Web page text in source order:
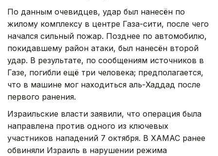
По данным очевидцев, удар был нанесён по
жилому комплексу в центре Газа-сити, после чего
начался сильный пожар. Позднее по автомобилю,
покидавшему район атаки, был нанесён второй
удар. В результате, по сообщениям источников в
Газе, погибли ещё три человека; предполагается,
что в машине мог находиться аль-Хаддад после
первого ранения.
Израильские власти заявили, что операция была
направлена против одного из ключевых
участников нападений 7 октября. В ХАМАС ранее
обвиняли Израиль в нарушении режима